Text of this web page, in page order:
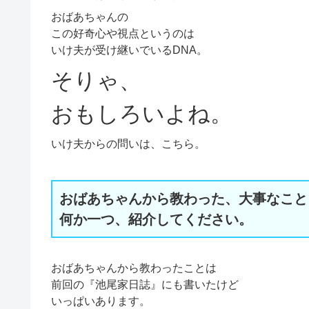
おばあちゃんの
この好奇心や視点というのは
いけ夫が受け継いでいるDNA。
そりゃ、
おもしろいよね。
いけ夫からの問いは、こちら。
おばあちゃんから教わった、大事なこ
何か一つ、紹介してください。
おばあちゃんから教わったことは
前回の『池尾家日誌』にも書いたけど
いっぱいあります。